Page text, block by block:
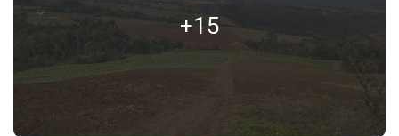
+15